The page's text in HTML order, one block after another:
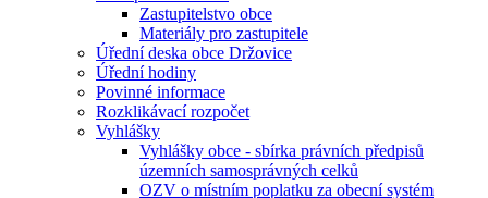
Zastupitelstvo obce
Materiály pro zastupitele
Úřední deska obce Držovice
Úřední hodiny
Povinné informace
Rozklikávací rozpočet
Vyhlášky
Vyhlášky obce - sbírka právních předpisů
územních samosprávných celků
OZV o místním poplatku za obecní systém